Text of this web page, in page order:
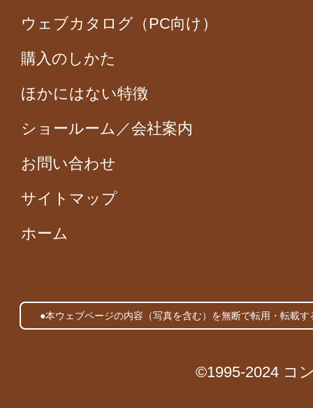
ウェブカタログ（PC向け）
購入のしかた
ほかにはない特徴
ショールーム／会社案内
お問い合わせ
サイトマップ
ホーム
●本ウェブページの内容（写真を含む）を無断で転用・転載
©1995-2024 コ